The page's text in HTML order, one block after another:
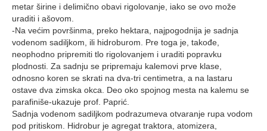
metar širine i delimično obavi rigolovanje, iako se ovo može
uraditi i ašovom.
-Na većim površinma, preko hektara, najpogodnija je sadnja
vodenom sadiljkom, ili hidroburom. Pre toga je, takođe,
neophodno pripremiti tlo rigolovanjem i uraditi popravku
plodnosti. Za sadnju se pripremaju kalemovi prve klase,
odnosno koren se skrati na dva-tri centimetra, a na lastaru
ostave dva zimska okca. Deo oko spojnog mesta na kalemu se
parafiniše-ukazuje prof. Paprić.
Sadnja vodenom sadiljkom podrazumeva otvaranje rupa vodom
pod pritiskom. Hidrobur je agregat traktora, atomizera,